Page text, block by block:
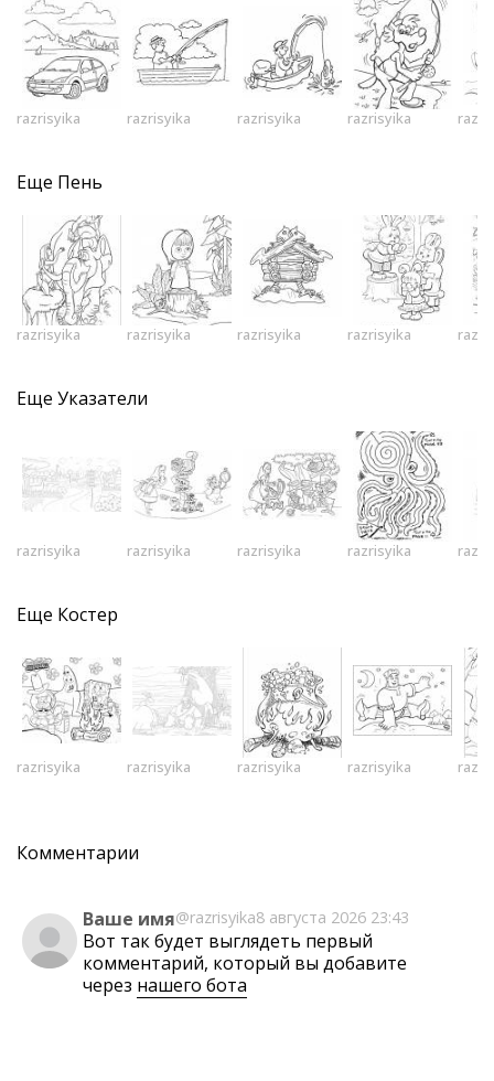
razrisyika razrisyika razrisyika razrisyika
Еще Пень
razrisyika razrisyika razrisyika razrisyika
Еще Указатели
razrisyika razrisyika razrisyika razrisyika
Еще Костер
razrisyika razrisyika razrisyika razrisyika
Комментарии
Ваше имя@razrisyika8 августа 2026 23:43
Вот так будет выглядеть первый
комментарий, который вы добавите
через нашего бота